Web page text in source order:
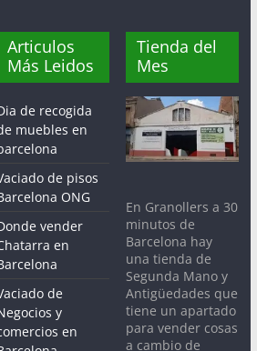
Articulos
Más Leidos
de recogida
muebles en
de pisos
ONG
vender
en
de
y
en
Tienda del
Mes
En Granollers a 30
minutos de
Barcelona hay
una tienda de
Segunda Mano y
Antigüedades que
tiene un apartado
para vender cosas
a cambio de